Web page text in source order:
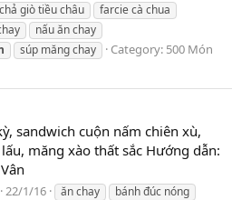
chả giò tiều châu
farcie cà chua
nấu ăn chay
súp măng chay Category: 500 Món
sandwich cuộn nấm chiên xù,
măng xào thất sắc Hướng dẫn:
22/1/16 ăn chay
bánh đúc nóng